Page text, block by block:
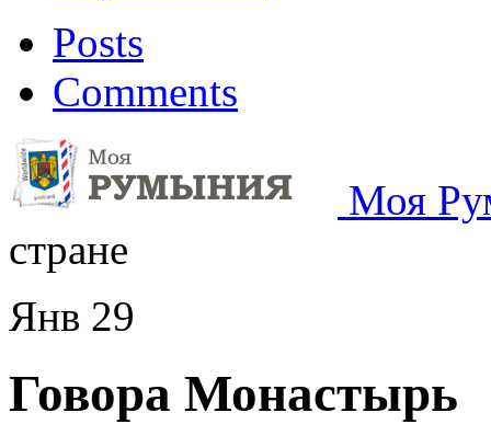
Posts
Comments
Моя
стране
Янв 29
Говора Монастырь